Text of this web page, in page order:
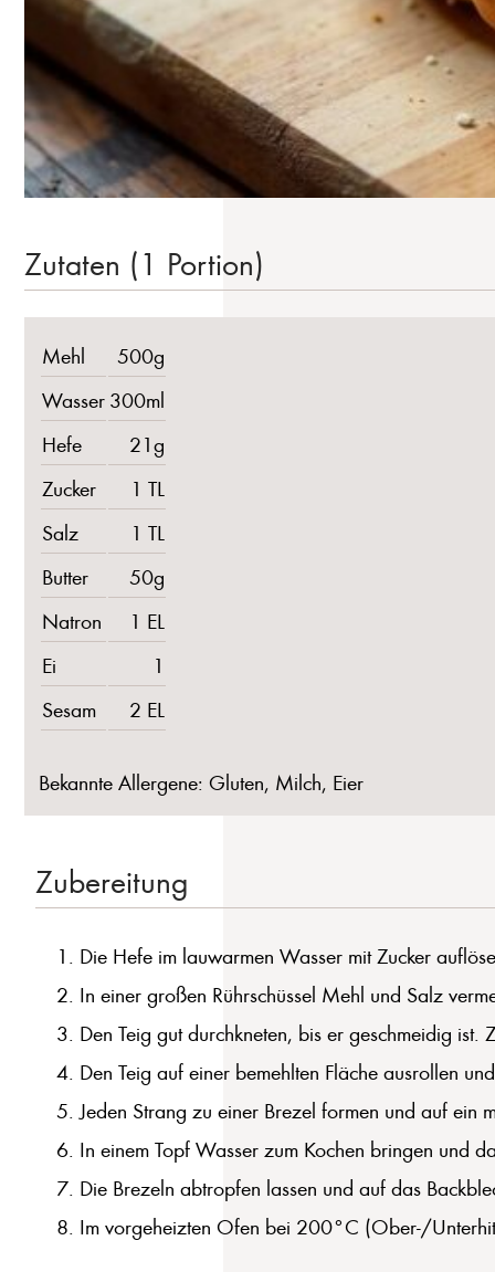
Zutaten (1 Portion)
Mehl
500g
Wasser 300ml
Hefe
21g
Zucker
1 TL
Salz
1 TL
Butter
50g
Natron
1 EL
Ei
1
Sesam
2 EL
Bekannte Allergene: Gluten, Milch, Eier
Zubereitung
Die Hefe im lauwarmen Wasser mit Zucker
In einer großen Rührschüssel Mehl und Salz
Den Teig gut durchkneten, bis er geschmeidig
Den Teig auf einer bemehlten Fläche ausrollen
Jeden Strang zu einer Brezel formen und auf ein
In einem Topf Wasser zum Kochen bringen und
Die Brezeln abtropfen lassen und auf das
Im vorgeheizten Ofen bei 200°C (Ober-/